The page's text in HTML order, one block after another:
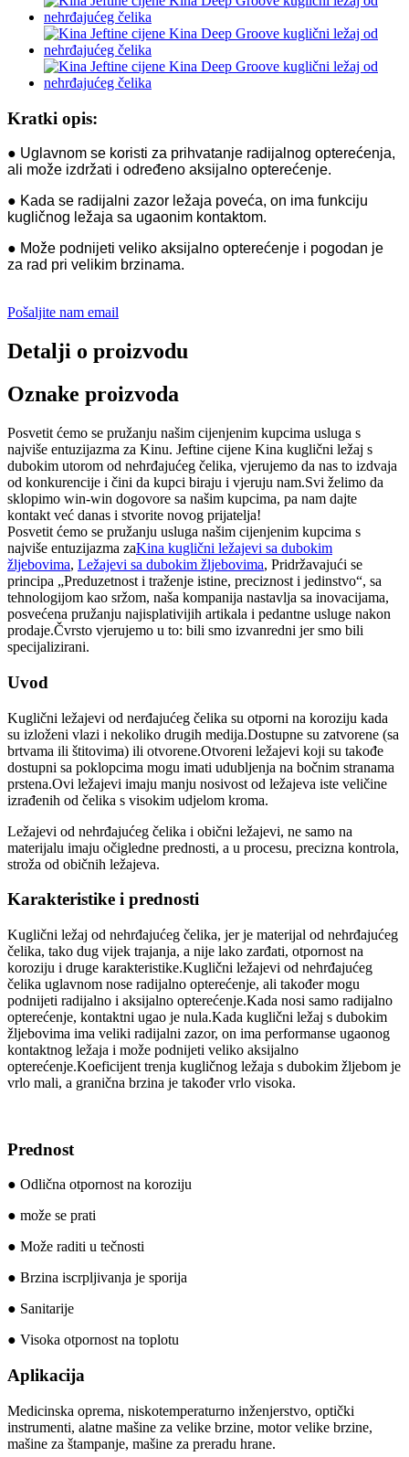
Kratki opis:
● Uglavnom se koristi za prihvatanje radijalnog opterećenja,
ali može izdržati i određeno aksijalno opterećenje.
● Kada se radijalni zazor ležaja poveća, on ima funkciju
kugličnog ležaja sa ugaonim kontaktom.
● Može podnijeti veliko aksijalno opterećenje i pogodan je
za rad pri velikim brzinama.
Pošaljite nam email
Detalji o proizvodu
Oznake proizvoda
Posvetit ćemo se pružanju našim cijenjenim kupcima usluga s
najviše entuzijazma za Kinu. Jeftine cijene Kina kuglični ležaj s
dubokim utorom od nehrđajućeg čelika, vjerujemo da nas to izdvaja
od konkurencije i čini da kupci biraju i vjeruju nam.Svi želimo da
sklopimo win-win dogovore sa našim kupcima, pa nam dajte
kontakt već danas i stvorite novog prijatelja!
Posvetit ćemo se pružanju usluga našim cijenjenim kupcima s
najviše entuzijazma zaKina kuglični ležajevi sa dubokim
žljebovima, Ležajevi sa dubokim žljebovima, Pridržavajući se
principa „Preduzetnost i traženje istine, preciznost i jedinstvo“, sa
tehnologijom kao sržom, naša kompanija nastavlja sa inovacijama,
posvećena pružanju najisplativijih artikala i pedantne usluge nakon
prodaje.Čvrsto vjerujemo u to: bili smo izvanredni jer smo bili
specijalizirani.
Uvod
Kuglični ležajevi od nerđajućeg čelika su otporni na koroziju kada
su izloženi vlazi i nekoliko drugih medija.Dostupne su zatvorene (sa
brtvama ili štitovima) ili otvorene.Otvoreni ležajevi koji su takođe
dostupni sa poklopcima mogu imati udubljenja na bočnim stranama
prstena.Ovi ležajevi imaju manju nosivost od ležajeva iste veličine
izrađenih od čelika s visokim udjelom kroma.
Ležajevi od nehrđajućeg čelika i obični ležajevi, ne samo na
materijalu imaju očigledne prednosti, a u procesu, precizna kontrola,
stroža od običnih ležajeva.
Karakteristike i prednosti
Kuglični ležaj od nehrđajućeg čelika, jer je materijal od nehrđajućeg
čelika, tako dug vijek trajanja, a nije lako zarđati, otpornost na
koroziju i druge karakteristike.Kuglični ležajevi od nehrđajućeg
čelika uglavnom nose radijalno opterećenje, ali također mogu
podnijeti radijalno i aksijalno opterećenje.Kada nosi samo radijalno
opterećenje, kontaktni ugao je nula.Kada kuglični ležaj s dubokim
žljebovima ima veliki radijalni zazor, on ima performanse ugaonog
kontaktnog ležaja i može podnijeti veliko aksijalno
opterećenje.Koeficijent trenja kugličnog ležaja s dubokim žljebom je
vrlo mali, a granična brzina je također vrlo visoka.
Prednost
● Odlična otpornost na koroziju
● može se prati
● Može raditi u tečnosti
● Brzina iscrpljivanja je sporija
● Sanitarije
● Visoka otpornost na toplotu
Aplikacija
Medicinska oprema, niskotemperaturno inženjerstvo, optički
instrumenti, alatne mašine za velike brzine, motor velike brzine,
mašine za štampanje, mašine za preradu hrane.